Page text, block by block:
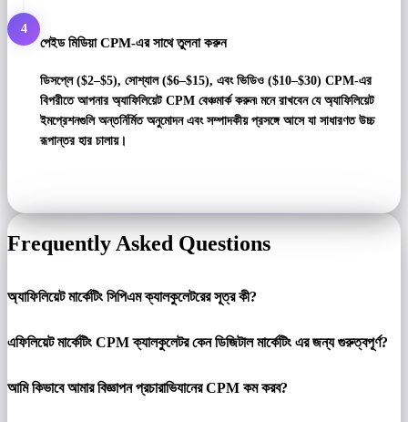
4
পেইড মিডিয়া CPM-এর সাথে তুলনা করুন
ডিসপ্লে ($2–$5), সোশ্যাল ($6–$15), এবং ভিডিও ($10–$30) CPM-এর
বিপরীতে আপনার অ্যাফিলিয়েট CPM বেঞ্চমার্ক করুন৷ মনে রাখবেন যে অ্যাফিলিয়েট
ইমপ্রেশনগুলি অন্তর্নির্মিত অনুমোদন এবং সম্পাদকীয় প্রসঙ্গে আসে যা সাধারণত উচ্চ
রূপান্তর হার চালায়।
Frequently Asked Questions
অ্যাফিলিয়েট মার্কেটিং সিপিএম ক্যালকুলেটরের সূত্র কী?
এফিলিয়েট মার্কেটিং CPM ক্যালকুলেটর কেন ডিজিটাল মার্কেটিং এর জন্য গুরুত্বপূর্ণ?
আমি কিভাবে আমার বিজ্ঞাপন প্রচারাভিযানের CPM কম করব?